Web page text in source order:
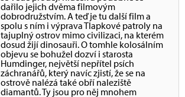
dařilo jejich dvěma filmovým
dobrodružstvím. A teď je tu další film a
spolu s ním i výprava Tlapkové patroly na
tajuplný ostrov mimo civilizaci, na kterém
dosud žijí dinosauři. O tomhle kolosálním
objevu se bohužel dozví i starosta
Humdinger, největší nepřítel psích
záchranářů, který navíc zjistí, že se na
ostrově nalézá také obří naleziště
diamantů. Ty jsou pro něj mnohem